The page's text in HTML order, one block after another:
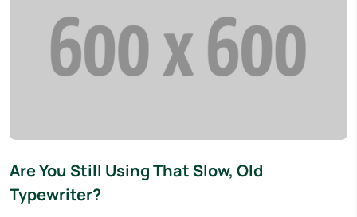
Are You Still Using That Slow, Old
Typewriter?